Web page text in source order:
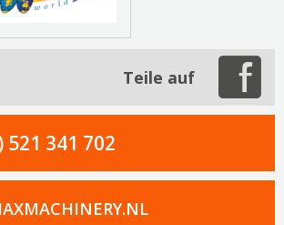
Teile auf
521 341 702